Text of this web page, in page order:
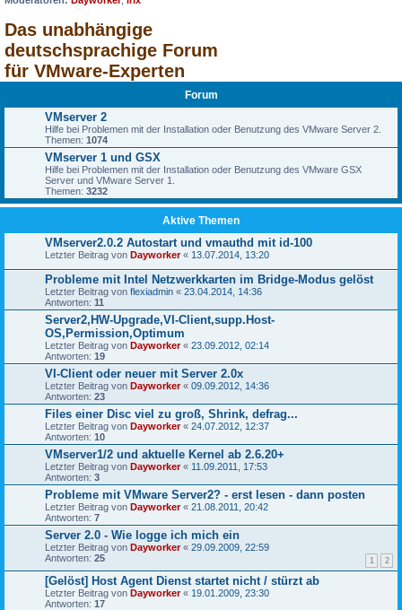
Das unabhängige
deutschsprachige Forum
für VMware-Experten
Forum
VMserver 2
Hilfe bei Problemen mit der Installation oder Benutzung des VMware Server 2.
Themen: 1074
VMserver 1 und GSX
Hilfe bei Problemen mit der Installation oder Benutzung des VMware GSX
Server und VMware Server 1.
Themen: 3232
Aktive Themen
VMserver2.0.2 Autostart und vmauthd mit id-100
Letzter Beitrag von Dayworker« 13.07.2014, 13:20
Probleme mit Intel Netzwerkkarten im Bridge-Modus gelöst
Letzter Beitrag von flexiadmin « 23.04.2014, 14:36
Antworten: 11
Server2,HW-Upgrade,VI-Client,supp.Host-
OS,Permission,Optimum
Letzter Beitrag von Dayworker« 23.09.2012, 02:14
Antworten: 19
VI-Client oder neuer mit Server 2.0x
Letzter Beitrag von Dayworker« 09.09.2012, 14:36
Antworten: 23
Files einer Disc viel zu groß, Shrink, defrag...
Letzter Beitrag von Dayworker« 24.07.2012, 12:37
Antworten: 10
VMserver1/2 und aktuelle Kernel ab 2.6.20+
Letzter Beitrag von Dayworker« 11.09.2011, 17:53
Antworten: 3
Probleme mit VMware Server2? - erst lesen - dann posten
Letzter Beitrag von Dayworker« 21.08.2011, 20:42
Antworten: 7
Server 2.0 - Wie logge ich mich ein
Letzter Beitrag von Dayworker« 29.09.2009, 22:59
Antworten: 25 1 2
[Gelöst] Host Agent Dienst startet nicht / stürzt ab
Letzter Beitrag von Dayworker« 19.01.2009, 23:30
Antworten: 17